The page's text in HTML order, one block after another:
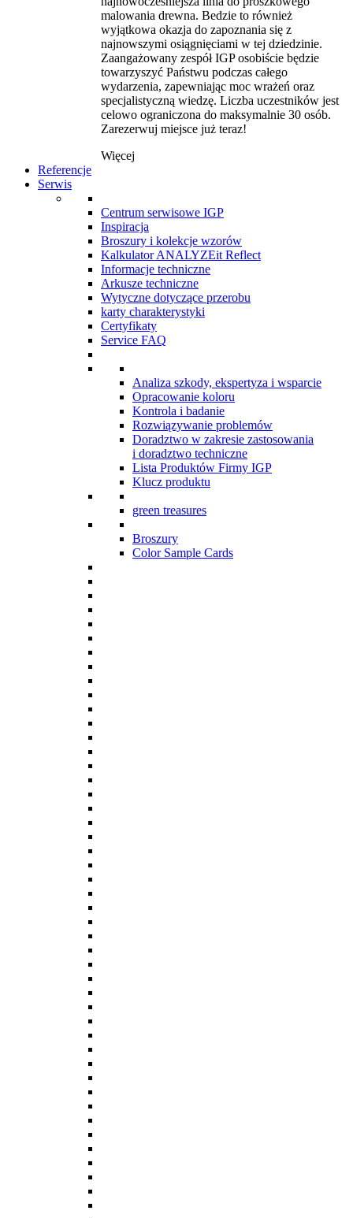
malowania drewna. Bedzie to również
wyjątkowa okazja do zapoznania się z
najnowszymi osiągnięciami w tej dziedzinie.
Zaangażowany zespół IGP osobiście będzie
towarzyszyć Państwu podczas całego
wydarzenia, zapewniając moc wrażeń oraz
specjalistyczną wiedzę. Liczba uczestników jest
celowo ograniczona do maksymalnie 30 osób.
Zarezerwuj miejsce już teraz!
Więcej
Referencje
Serwis
Centrum serwisowe IGP
Inspiracja
Broszury i kolekcje wzorów
Kalkulator ANALYZEit Reflect
Informacje techniczne
Arkusze techniczne
Wytyczne dotyczące przerobu
karty charakterystyki
Certyfikaty
Service FAQ
Analiza szkody, ekspertyza i wsparcie
Opracowanie koloru
Kontrola i badanie
Rozwiązywanie problemów
Doradztwo w zakresie zastosowania
i doradztwo techniczne
Lista Produktów Firmy IGP
Klucz produktu
green treasures
Broszury
Color Sample Cards